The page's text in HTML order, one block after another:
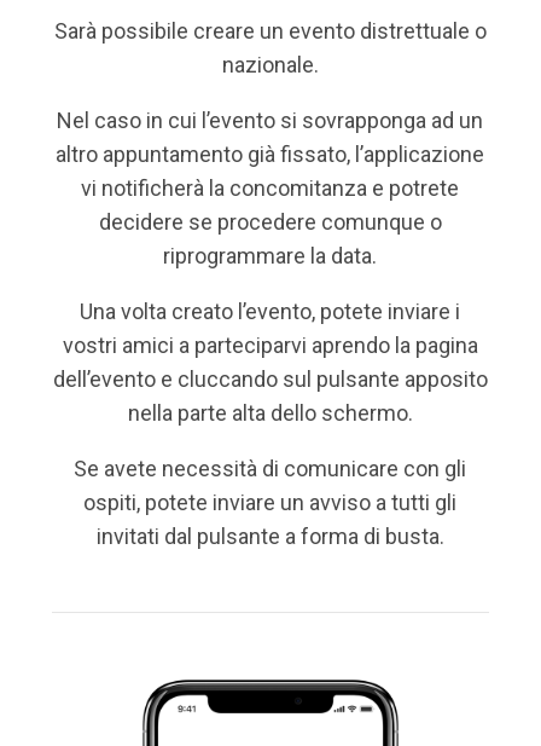
Sarà possibile creare un evento distrettuale o
nazionale.
Nel caso in cui l’evento si sovrapponga ad un
altro appuntamento già fissato, l’applicazione
vi notificherà la concomitanza e potrete
decidere se procedere comunque o
riprogrammare la data.
Una volta creato l’evento, potete inviare i
vostri amici a parteciparvi aprendo la pagina
dell’evento e cluccando sul pulsante apposito
nella parte alta dello schermo.
Se avete necessità di comunicare con gli
ospiti, potete inviare un avviso a tutti gli
invitati dal pulsante a forma di busta.